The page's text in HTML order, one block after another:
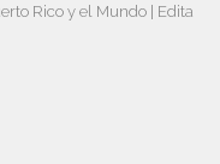
Rico y el Mundo | Edita